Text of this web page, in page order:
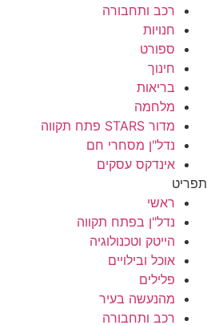
רכב ותחבורה
חנויות
ספורט
חינוך
בריאות
מלחמה
מדור STARS פתח תקווה
נדל"ן מסחרי חם
אינדקס עסקים
תפריט
ראשי
נדל"ן בפתח תקווה
הייטק וטכנולוגיה
אוכל ובילויים
פלילים
מהנעשה בעיר
רכב ותחבורה